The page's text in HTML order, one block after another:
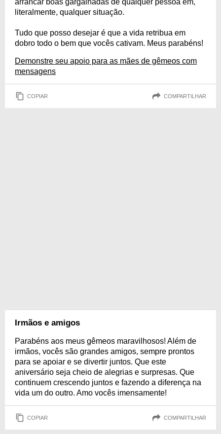
arrancar boas gargalhadas de qualquer pessoa em,
literalmente, qualquer situação.
Tudo que posso desejar é que a vida retribua em
dobro todo o bem que vocês cativam. Meus parabéns!
Demonstre seu apoio para as mães de gêmeos com
mensagens
COPIAR COMPARTILHAR
Irmãos e amigos
Parabéns aos meus gêmeos maravilhosos! Além de
irmãos, vocês são grandes amigos, sempre prontos
para se apoiar e se divertir juntos. Que este
aniversário seja cheio de alegrias e surpresas. Que
continuem crescendo juntos e fazendo a diferença na
vida um do outro. Amo vocês imensamente!
COPIAR COMPARTILHAR